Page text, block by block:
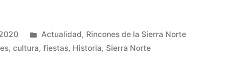
Publicado
en
Actualidad, Rincones de la Sierra Norte
,cultura,fiestas, Historia, Sierra Norte